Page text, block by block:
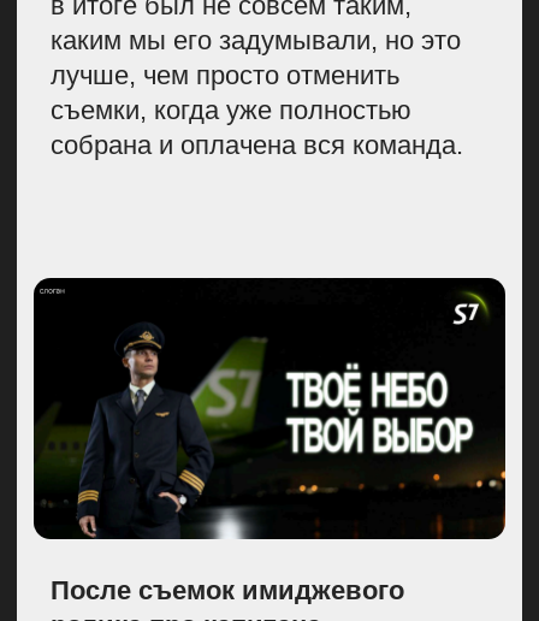
сложный момент готов
среагировать и вывести 200
человек на улицу из самолета,
если вдруг что-то случится.
Поэтому форма на них должна
быть не только красивая,
но и удобная.
съемок ролика мы провели
танцующих сотрудников.
комментарии, что обратили внимание